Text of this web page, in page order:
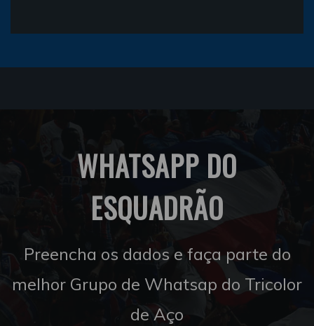
WHATSAPP DO
ESQUADRÃO
Preencha os dados e faça parte do
melhor Grupo de Whatsap do Tricolor
de Aço